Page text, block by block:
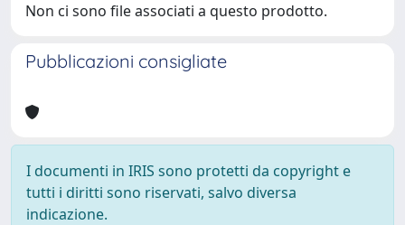
Non ci sono file associati a questo prodotto.
Pubblicazioni consigliate
I documenti in IRIS sono protetti da copyright e
tutti i diritti sono riservati, salvo diversa
indicazione.